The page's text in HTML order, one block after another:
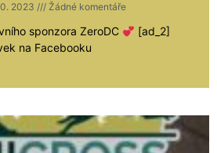
2023 Žádné komentáře
sponzora ZeroDC
[ad_2]
na Facebooku